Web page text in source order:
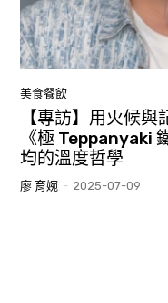
美食餐飲
【專訪】用火候
《極 Teppanyaki
均的溫度哲學
廖 育婉 - 2025-07-09